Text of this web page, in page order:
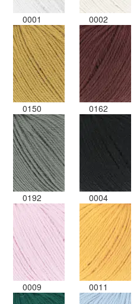
0001 0002
0150 0162
0192 0004
0009 0011